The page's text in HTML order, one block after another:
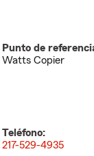
Punto de
Watts Copier
Teléfono:
217-529-4935